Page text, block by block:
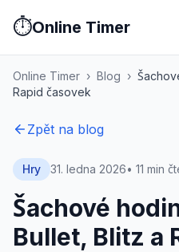
⏱️Online Timer
Online Timer › Blog ›
Rapid časovek
Zpět na blog
Hry 31. ledna 2026• 11 min
Šachové
Bullet, Blitz a